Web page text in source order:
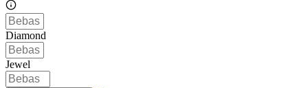
Diamond
Jewel